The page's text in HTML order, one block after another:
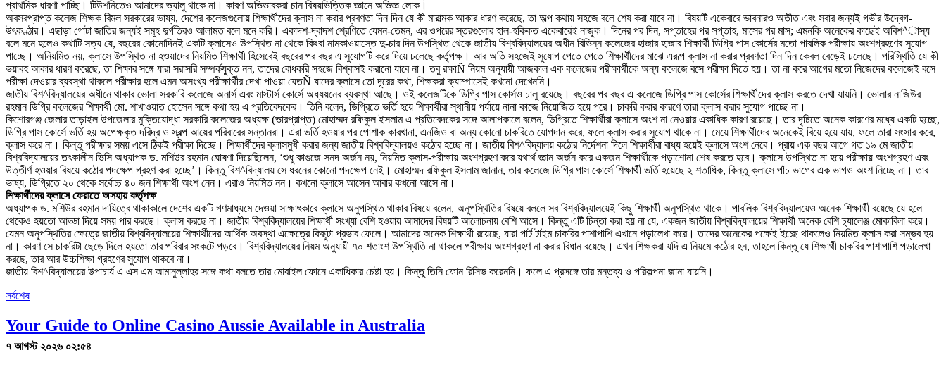
প্রাথমিক ধারণা পাচ্ছি। টিউশনিতেও আমাদের ভ্যালু থাকে না। কারণ অভিভাবকরা চান বিষয়ভিত্তিক জ্ঞানে অভিজ্ঞ লোক।
অবসরপ্রাপ্ত কলেজ শিক্ষক বিমল সরকারের ভাষ্য, দেশের কলেজগুলোয় শিক্ষার্থীদের ক্লাস না করার প্রবণতা দিন দিন যে কী মারাত্মক আকার ধারণ করেছে, তা অল্প কথায় সহজে বলে শেষ করা যাবে না। বিষয়টি একেবারে ভাবনারও অতীত এবং সবার জন্যই গভীর উদ্বেগ-
উৎকণ্ঠার। এছাড়া গোটা জাতির জন্যই সমূহ দুর্গতিরও আলামত বলে মনে করি। একাদশ-দ্বাদশ শ্রেণিতে যেমন-তেমন, এর ওপরের স্তরগুলোর হাল-হকিকত একেবারেই নাজুক। দিনের পর দিন, সপ্তাহের পর সপ্তাহ, মাসের পর মাস; এমনকি অনেকের কাছেই অবিশ^াস্য
বলে মনে হলেও কথাটি সত্য যে, বছরের কোনোদিনই একটি ক্লাসেও উপস্থিত না থেকে কিংবা নামকাওয়াস্তে দু-চার দিন উপস্থিত থেকে জাতীয় বিশ্ববিদ্যালয়ের অধীন বিভিন্ন কলেজের হাজার হাজার শিক্ষার্থী ডিগ্রি পাস কোর্সের মতো পাবলিক পরীক্ষায় অংশগ্রহণের সুযোগ
পাচ্ছে। অনিয়মিত নয়, ক্লাসে উপস্থিত না হওয়াদের নিয়মিত শিক্ষার্থী হিসেবেই বছরের পর বছর এ সুযোগটি করে দিয়ে চলেছে কর্তৃপক্ষ। আর অতি সহজেই সুযোগ পেতে পেতে শিক্ষার্থীদের মাঝে এরূপ ক্লাস না করার প্রবণতা দিন দিন কেবল বেড়েই চলেছে। পরিস্থিতি যে কী
ভয়াবহ আকার ধারণ করেছে, তা শিক্ষার সঙ্গে যারা সরাসরি সম্পর্কযুক্ত নন, তাদের বোধকরি সহজে বিশ্বাসই করানো যাবে না। তবু রক্ষাÑ নিয়ম অনুযায়ী আজকাল এক কলেজের পরীক্ষার্থীকে অন্য কলেজে বসে পরীক্ষা দিতে হয়। তা না করে আগের মতো নিজেদের কলেজেই বসে
পরীক্ষা দেওয়ার ব্যবস্থা থাকলে পরীক্ষার হলে এমন অসংখ্য পরীক্ষার্থীর দেখা পাওয়া যেতÑ যাদের ক্লাসে তো দূরের কথা, শিক্ষকরা ক্যাম্পাসেই কখনো দেখেননি।
জাতীয় বিশ^বিদ্যালয়ের অধীনে থাকার ভোলা সরকারি কলেজে অনার্স এবং মাস্টার্স কোর্সে অধ্যয়নের ব্যবস্থা আছে। ওই কলেজটিকে ডিগ্রি পাস কোর্সও চালু রয়েছে। বছরের পর বছর এ কলেজে ডিগ্রি পাস কোর্সের শিক্ষার্থীদের ক্লাস করতে দেখা যায়নি। ভোলার নাজিউর
রহমান ডিগ্রি কলেজের শিক্ষার্থী মো. শাখাওয়াত হোসেন সঙ্গে কথা হয় এ প্রতিবেদকের। তিনি বলেন, ডিগ্রিতে ভর্তি হয়ে শিক্ষার্থীরা স্থানীয় পর্যায়ে নানা কাজে নিয়োজিত হয়ে পরে। চাকরি করার কারণে তারা ক্লাস করার সুযোগ পাচ্ছে না।
কিশোরগঞ্জ জেলার তাড়াইল উপজেলার মুক্তিযোদ্ধা সরকারি কলেজের অধ্যক্ষ (ভারপ্রাপ্ত) মোহাম্মদ রফিকুল ইসলাম এ প্রতিবেদকের সঙ্গে আলাপকালে বলেন, ডিগ্রিতে শিক্ষার্থীরা ক্লাসে অংশ না নেওয়ার একাধিক কারণ রয়েছে। তার দৃষ্টিতে অনেক কারণের মধ্যে একটি হচ্ছে,
ডিগ্রি পাস কোর্সে ভর্তি হয় অপেক্ষকৃত দরিদ্র ও স্বল্প আয়ের পরিবারের সন্তানরা। এরা ভর্তি হওয়ার পর পোশাক কারখানা, এনজিও বা অন্য কোনো চাকরিতে যোগদান করে, ফলে ক্লাস করার সুযোগ থাকে না। মেয়ে শিক্ষার্থীদের অনেকেই বিয়ে হয়ে যায়, ফলে তারা সংসার করে,
ক্লাস করে না। কিন্তু পরীক্ষার সময় এসে ঠিকই পরীক্ষা দিচ্ছে। শিক্ষার্থীদের ক্লাসমুখী করার জন্য জাতীয় বিশ্ববিদ্যালয়ও কঠোর হচ্ছে না। জাতীয় বিশ^বিদ্যালয় কঠোর নির্দেশনা দিলে শিক্ষার্থীরা বাধ্য হয়েই ক্লাসে অংশ নেবে। প্রায় এক বছর আগে গত ১৯ মে জাতীয়
বিশ্ববিদ্যালয়ের তৎকালীন ভিসি অধ্যাপক ড. মশিউর রহমান ঘোষণা দিয়েছিলেন, ‘শুধু কাগুজে সনদ অর্জন নয়, নিয়মিত ক্লাস-পরীক্ষায় অংশগ্রহণ করে যথার্থ জ্ঞান অর্জন করে একজন শিক্ষার্থীকে পড়াশোনা শেষ করতে হবে। ক্লাসে উপস্থিত না হয়ে পরীক্ষায় অংশগ্রহণ এবং
উত্তীর্ণ হওয়ার বিষয়ে কঠোর পদক্ষেপ গ্রহণ করা হচ্ছে’। কিন্তু বিশ^বিদ্যালয় সে ধরনের কোনো পদক্ষেপ নেই। মোহাম্মদ রফিকুল ইসলাম জানান, তার কলেজে ডিগ্রি পাস কোর্সে শিক্ষার্থী ভর্তি হয়েছে ২ শতাধিক, কিন্তু ক্লাসে পাঁচ ভাগের এক ভাগও অংশ নিচ্ছে না। তার
ভাষ্য, ডিগ্রিতে ২০ থেকে সর্বোচ্চ ৪০ জন শিক্ষার্থী অংশ নেন। এরাও নিয়মিত নন। কখনো ক্লাসে আসেন আবার কখনো আসে না।
শিক্ষার্থীদের ক্লাসে ফেরাতে অসহায় কর্তৃপক্ষ
অধ্যাপক ড. মশিউর রহমান দায়িত্বে থাকাকালে দেশের একটি গণমাধ্যমে দেওয়া সাক্ষাৎকারে ক্লাসে অনুপস্থিত থাকার বিষয়ে বলেন, অনুপস্থিতির বিষয়ে বললে সব বিশ্ববিদ্যালয়েই কিছু শিক্ষার্থী অনুপস্থিত থাকে। পাবলিক বিশ্ববিদ্যালয়েও অনেক শিক্ষার্থী রয়েছে যে হলে
থেকেও হয়তো আড্ডা দিয়ে সময় পার করছে। ক্লাস করছে না। জাতীয় বিশ্ববিদ্যালয়ের শিক্ষার্থী সংখ্যা বেশি হওয়ায় আমাদের বিষয়টি আলোচনায় বেশি আসে। কিন্তু এটি চিন্তা করা হয় না যে, একজন জাতীয় বিশ্ববিদ্যালয়ের শিক্ষার্থী অনেক বেশি চ্যালেঞ্জ মোকাবিলা করে।
যেমন অনুপস্থিতির ক্ষেত্রে জাতীয় বিশ্ববিদ্যালয়ের শিক্ষার্থীদের আর্থিক অবস্থা এক্ষেত্রে কিছুটা প্রভাব ফেলে। আমাদের অনেক শিক্ষার্থী রয়েছে, যারা পার্ট টাইম চাকরির পাশাপাশি এখানে পড়ালেখা করে। তাদের অনেকের পক্ষেই ইচ্ছে থাকলেও নিয়মিত ক্লাস করা সম্ভব হয়
না। কারণ সে চাকরিটা ছেড়ে দিলে হয়তো তার পরিবার সংকটে পড়বে। বিশ্ববিদ্যালয়ের নিয়ম অনুযায়ী ৭০ শতাংশ উপস্থিতি না থাকলে পরীক্ষায় অংশগ্রহণ না করার বিধান রয়েছে। এখন শিক্ষকরা যদি এ নিয়মে কঠোর হন, তাহলে কিন্তু যে শিক্ষার্থী চাকরির পাশাপাশি পড়ালেখা
করছে, তার আর উচ্চশিক্ষা গ্রহণের সুযোগ থাকবে না।
জাতীয় বিশ^বিদ্যালয়ের উপাচার্য এ এস এম আমানুল্লাহর সঙ্গে কথা বলতে তার মোবাইল ফোনে একাধিকার চেষ্টা হয়। কিন্তু তিনি ফোন রিসিভ করেননি। ফলে এ প্রসঙ্গে তার মন্তব্য ও পরিকল্পনা জানা যায়নি।
সর্বশেষ
Your Guide to Online Casino Aussie Available in Australia
৭ আগস্ট ২০২৬ ০২:৫৪